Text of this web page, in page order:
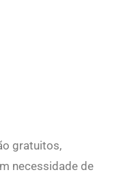
gratuitos,
necessidade de